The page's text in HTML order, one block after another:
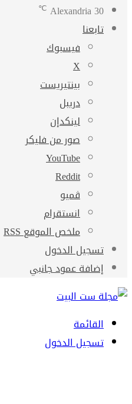
Alexandria30
℃
تابعنا
فيسبوك
‫X
بينتيريست
دريبل
لينكدإن
صور من فليكر
‫YouTube
ڤميو
انستقرام
ملخص الموقع RSS
تسجيل الدخول
إضافة عمود جانبي
القائمة
تسجيل الدخول